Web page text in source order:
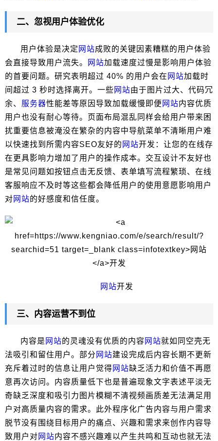
二、忽视用户体验优化
用户体验是决定 网站成败的关键因素糟糕的用户体验
会直接导致用户流失。
网站加载速度过慢是影响用户体验
的首要问题。研究表明超过 40% 的用户会在 网站加载时
间超过 3 秒时选择离开。一些 网站由于图片过大、代码冗
余、 服务器性能差等原因导致加载缓慢即便 网站内容优质
用户也没有耐心等待。页面布局混乱同样会给用户带来困
扰重要信息被淹没在繁杂的内容中导航菜单不清晰用户难
以快速找到所需内容SEO友好的 网站开发：让您的在线存
在更具影响力增加了用户的操作成本。交互设计不友好也
是常见问题如按钮点击无反馈、表单填写流程繁琐、在线
客服响应不及时等这些都会降低用户的使用意愿影响用户
对 网站的好感度和信任度。
网站开发
三、内容运营不到位
内容是 网站的灵魂没有优质的内容 网站就如同空壳无
法吸引和留住用户。部分 网站建设完成后内容长期不更新
充斥着过时的信息让用户觉得 网站缺乏活力和价值不再愿
意再次访问。内容质量低下也是普遍现象文字表述平淡无
奇缺乏深度和吸引力图片模糊不清视频画质差无法满足用
户对高质量内容的需求。此外程序化广告内容与用户需求
脱节没有围绕目标用户的痛点、兴趣和需求来创作内容导
致用户对 网站内容不感兴趣难以产生共鸣和互动也就无法